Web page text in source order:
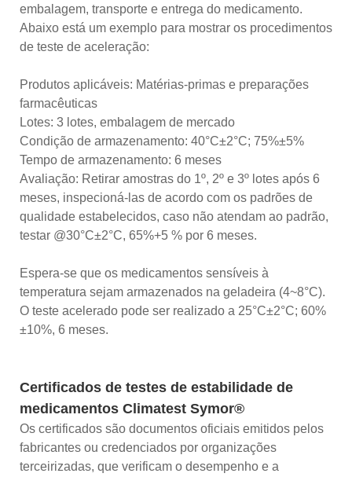
embalagem, transporte e entrega do medicamento.
Abaixo está um exemplo para mostrar os procedimentos
de teste de aceleração:
Produtos aplicáveis: Matérias-primas e preparações
farmacêuticas
Lotes: 3 lotes, embalagem de mercado
Condição de armazenamento: 40°C±2°C; 75%±5%
Tempo de armazenamento: 6 meses
Avaliação: Retirar amostras do 1º, 2º e 3º lotes após 6
meses, inspecioná-las de acordo com os padrões de
qualidade estabelecidos, caso não atendam ao padrão,
testar @30°C±2°C, 65%+5 % por 6 meses.
Espera-se que os medicamentos sensíveis à
temperatura sejam armazenados na geladeira (4~8°C).
O teste acelerado pode ser realizado a 25°C±2°C; 60%
±10%, 6 meses.
Certificados de testes de estabilidade de
medicamentos Climatest Symor®
Os certificados são documentos oficiais emitidos pelos
fabricantes ou credenciados por organizações
terceirizadas, que verificam o desempenho e a